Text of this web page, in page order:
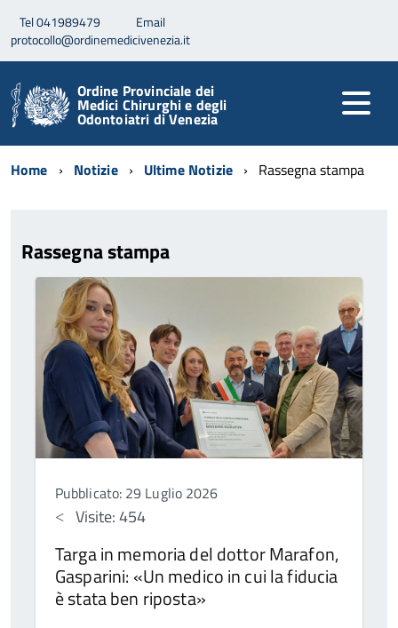
Tel 041989479
Email
protocollo@ordinemedicivenezia.it
Ordine Provinciale dei
Medici Chirurghi e degli
Odontoiatri di Venezia
Home Notizie Ultime Notizie Rassegna stampa
Rassegna stampa
Pubblicato: 29 Luglio 2026
Visite: 454
Targa in memoria del dottor Marafon,
Gasparini: «Un medico in cui la fiducia
è stata ben riposta»